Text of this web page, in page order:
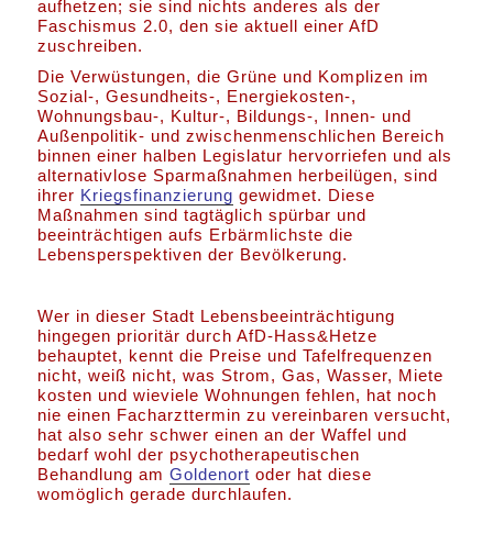
aufhetzen; sie sind nichts anderes als der
Faschismus 2.0, den sie aktuell einer AfD
zuschreiben.
Die Verwüstungen, die Grüne und Komplizen im
Sozial-, Gesundheits-, Energiekosten-,
Wohnungsbau-, Kultur-, Bildungs-, Innen- und
Außenpolitik- und zwischenmenschlichen Bereich
binnen einer halben Legislatur hervorriefen und als
alternativlose Sparmaßnahmen herbeilügen, sind
ihrer Kriegsfinanzierung gewidmet. Diese
Maßnahmen sind tagtäglich spürbar und
beeinträchtigen aufs Erbärmlichste die
Lebensperspektiven der Bevölkerung.
Wer in dieser Stadt Lebensbeeinträchtigung
hingegen prioritär durch AfD-Hass&Hetze
behauptet, kennt die Preise und Tafelfrequenzen
nicht, weiß nicht, was Strom, Gas, Wasser, Miete
kosten und wieviele Wohnungen fehlen, hat noch
nie einen Facharzttermin zu vereinbaren versucht,
hat also sehr schwer einen an der Waffel und
bedarf wohl der psychotherapeutischen
Behandlung amGoldenort oder hat diese
womöglich gerade durchlaufen.